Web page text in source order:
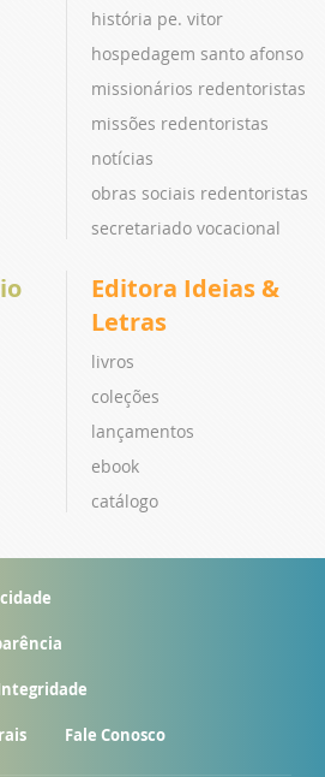
história pe. vitor
hospedagem santo afonso
missionários redentoristas
missões redentoristas
notícias
obras sociais redentoristas
secretariado vocacional
Editora Ideias &
Letras
livros
coleções
lançamentos
ebook
catálogo
Fale Conosco